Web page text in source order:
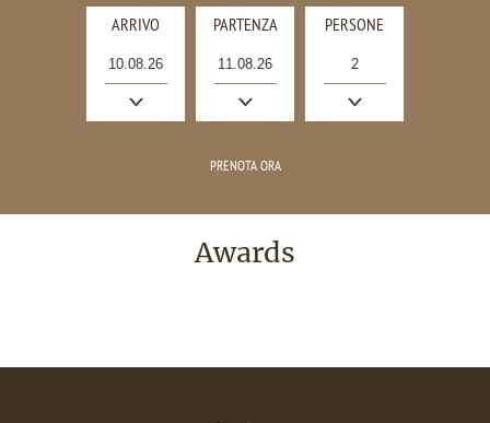
ARRIVO PARTENZA PERSONE
Awards